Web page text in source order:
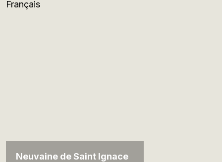
Français
Neuvaine de Saint Ignace